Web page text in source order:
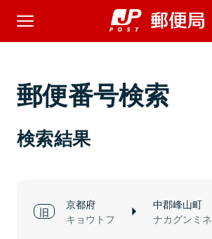
郵便番号検索
検索結果
京都府
キョウトフ
中郡峰山町
ナカグンミ